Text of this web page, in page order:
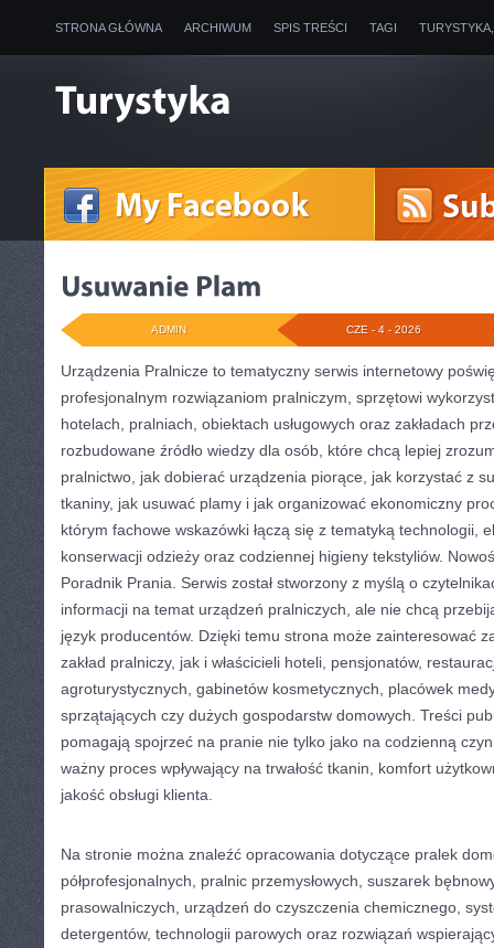
STRONA GŁÓWNA ARCHIWUM SPIS TREŚCI TAGI
CZE - 4 - 2026
ADMIN
Urządzenia Pralnicze to tematyczny serwis internetowy
profesjonalnym rozwiązaniom pralniczym, sprzętowi
hotelach, pralniach, obiektach usługowych oraz zakładach
rozbudowane źródło wiedzy dla osób, które chcą lepiej
pralnictwo, jak dobierać urządzenia piorące, jak korzystać z
tkaniny, jak usuwać plamy i jak organizować ekonomiczny
którym fachowe wskazówki łączą się z tematyką technologii,
konserwacji odzieży oraz codziennej higieny tekstyliów.
Poradnik Prania. Serwis został stworzony z myślą o
informacji na temat urządzeń pralniczych, ale nie chcą
język producentów. Dzięki temu strona może zainteresować
zakład pralniczy, jak i właścicieli hoteli, pensjonatów,
agroturystycznych, gabinetów kosmetycznych, placówek
sprzątających czy dużych gospodarstw domowych. Treści
pomagają spojrzeć na pranie nie tylko jako na codzienną
ważny proces wpływający na trwałość tkanin, komfort
jakość obsługi klienta.
Na stronie można znaleźć opracowania dotyczące pralek
półprofesjonalnych, pralnic przemysłowych, suszarek
prasowalniczych, urządzeń do czyszczenia chemicznego,
detergentów, technologii parowych oraz rozwiązań